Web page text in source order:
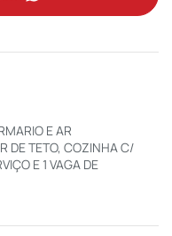
E AR
DE TETO, COZINHA C/
E 1 VAGA DE